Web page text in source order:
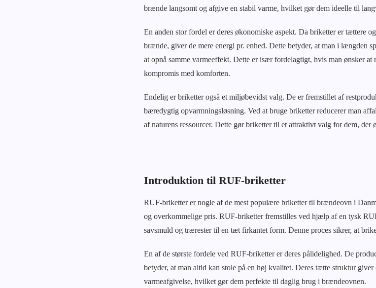
brænde langsomt og afgive en stabil varme, hvilket gør dem ideelle til
En anden stor fordel er deres økonomiske aspekt. Da briketter er tættere
brænde, giver de mere energi pr. enhed. Dette betyder, at man i længden
at opnå samme varmeeffekt. Dette er især fordelagtigt, hvis man ønsker at
kompromis med komforten.
Endelig er briketter også et miljøbevidst valg. De er fremstillet af
bæredygtig opvarmningsløsning. Ved at bruge briketter reducerer man
af naturens ressourcer. Dette gør briketter til et attraktivt valg for dem, der
Introduktion til RUF-briketter
RUF-briketter er nogle af de mest populære briketter til brændeovn i
og overkommelige pris. RUF-briketter fremstilles ved hjælp af en tysk
savsmuld og trærester til en tæt firkantet form. Denne proces sikrer, at
En af de største fordele ved RUF-briketter er deres pålidelighed. De
betyder, at man altid kan stole på en høj kvalitet. Deres tætte struktur
varmeafgivelse, hvilket gør dem perfekte til daglig brug i brændeovnen.